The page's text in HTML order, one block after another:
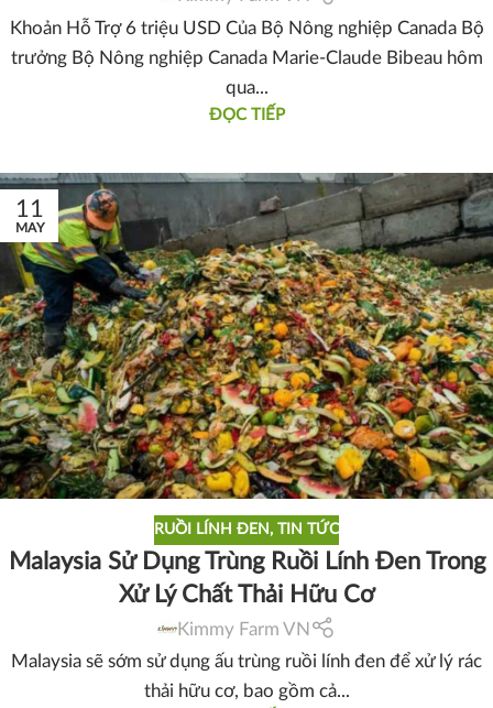
Khoản Hỗ Trợ 6 triệu USD Của Bộ Nông nghiệp Canada Bộ
trưởng Bộ Nông nghiệp Canada Marie-Claude Bibeau hôm
qua...
ĐỌC TIẾP
11
MAY
RUỒI LÍNH ĐEN, TIN TỨC
Malaysia Sử Dụng Trùng Ruồi Lính Đen Trong
Xử Lý Chất Thải Hữu Cơ
Kimmy Farm VN
Malaysia sẽ sớm sử dụng ấu trùng ruồi lính đen để xử lý rác
thải hữu cơ, bao gồm cả...